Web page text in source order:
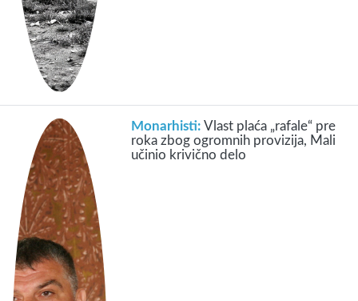
Monarhisti:Vlast plaća „rafale“ pre
roka zbog ogromnih provizija, Mali
učinio krivično delo